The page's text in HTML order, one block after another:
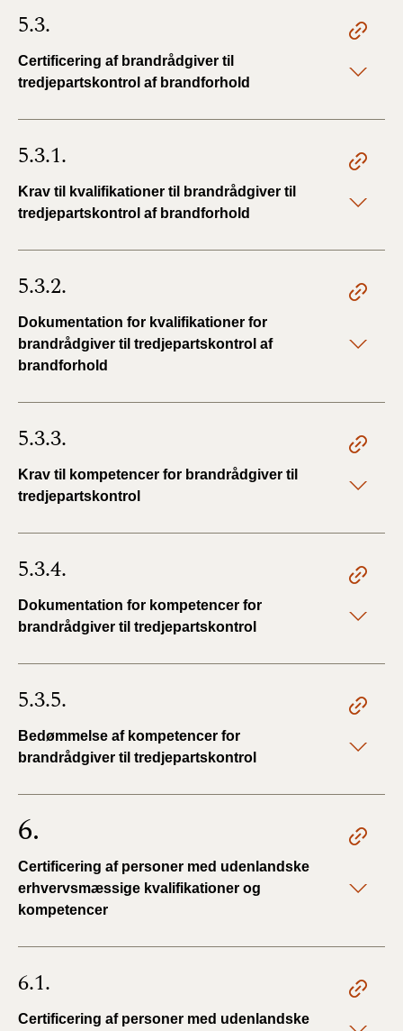
5.3.
Certificering af brandrådgiver til
tredjepartskontrol af brandforhold
5.3.1.
Krav til kvalifikationer til brandrådgiver til
tredjepartskontrol af brandforhold
5.3.2.
Dokumentation for kvalifikationer for
brandrådgiver til tredjepartskontrol af
brandforhold
5.3.3.
Krav til kompetencer for brandrådgiver til
tredjepartskontrol
5.3.4.
Dokumentation for kompetencer for
brandrådgiver til tredjepartskontrol
5.3.5.
Bedømmelse af kompetencer for
brandrådgiver til tredjepartskontrol
6.
Certificering af personer med udenlandske
erhvervsmæssige kvalifikationer og
kompetencer
6.1.
Certificering af personer med udenlandske